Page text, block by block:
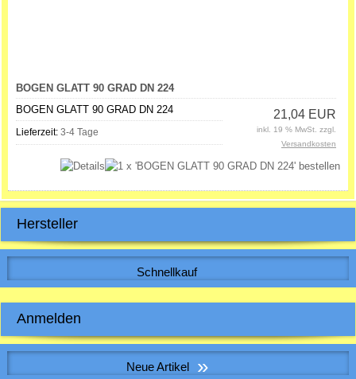
BOGEN GLATT 90 GRAD DN 224
BOGEN GLATT 90 GRAD DN 224
Lieferzeit: 3-4 Tage
21,04 EUR
inkl. 19 % MwSt. zzgl.
Versandkosten
Hersteller
Schnellkauf
Anmelden
E-Mail-Adresse:
Neue Artikel »